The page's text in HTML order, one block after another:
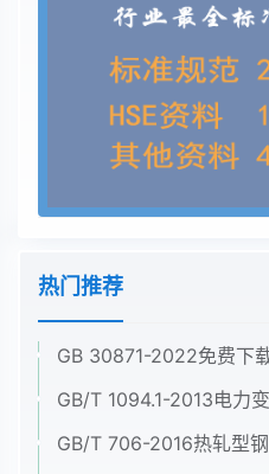
热门推荐
GB/T 706-2016热轧型钢